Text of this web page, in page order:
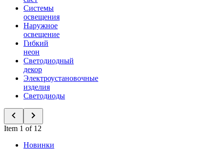
Системы
освещения
Наружное
освещение
Гибкий
неон
Светодиодный
декор
Электроустановочные
изделия
Светодиоды
Item 1 of 12
Новинки